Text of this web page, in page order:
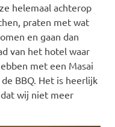
helemaal achterop
praten met wat
en gaan dan
van het hotel waar
met een Masai
BBQ. Het is heerlijk
wij niet meer